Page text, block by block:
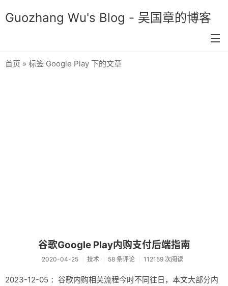
Guozhang Wu's Blog - 吴国章的博客
首页 » 标签 Google Play 下的文章
谷歌Google Play内购支付后端指南
2020-04-25 技术 58 条评论 112159 次阅读
2023-12-05 ：谷歌内购相关流程今时不同往日，本文大部分内